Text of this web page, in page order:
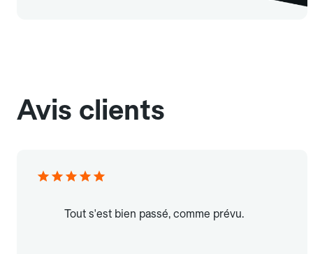
Avis clients
Tout s'est bien passé, comme prévu.